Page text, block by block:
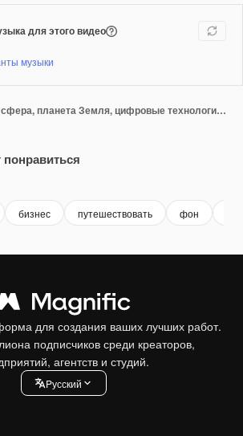
для этого видео
музыки
Виртуальная сфера, планета Земля, цифровые технологии, киберпространство, голограмма планеты Земля, карта мира, пути
бизнес путешествовать фон
для создания ваших лучших работ.
подписчиков среди креаторов,
агентств и студий.
Pусский